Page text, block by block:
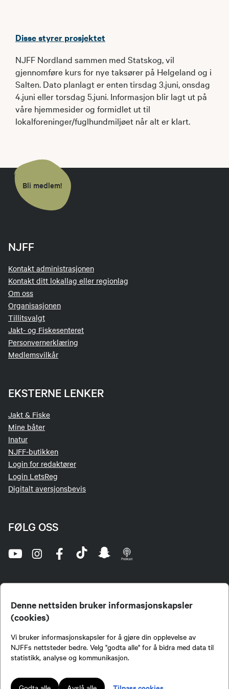
Denne nettsiden bruker informasjonskapsler
(cookies)
Vi bruker informasjonskapsler for å gjøre din opplevelse av
NJFFs nettsteder bedre. Velg "godta alle" for å bidra med data til
statistikk, analyse og kommunikasjon.
Disse styrer prosjektet
NJFF Nordland sammen med Statskog, vil
gjennomføre kurs for nye taksører på Helgeland og i
Salten. Dato planlagt er enten tirsdag 3.juni, onsdag
4.juni eller torsdag 5.juni. Informasjon blir lagt ut på
våre hjemmesider og formidlet ut til
lokalforeninger/fuglhundmiljøet når alt er klart.
Bli medlem!
NJFF
Kontakt administrasjonen
Kontakt ditt lokallag eller regionlag
Om oss
Organisasjonen
Tillitsvalgt
Jakt- og Fiskesenteret
Personvernerklæring
Medlemsvilkår
EKSTERNE LENKER
Jakt & Fiske
Mine båter
Inatur
NJFF-butikken
Login for redaktører
Login LetsReg
Digitalt aversjonsbevis
FØLG OSS
jegere og sportsfiskere og et av de viktigste miljøene for formidling av kunnskap om jakt og
fiske i Norge. Vi er en partipolitisk nøytral organisasjon, men har et sterkt jakt-, fiske-, og
naturpolitisk engasjement i mange saker.
Lokalforeninger tilsluttet Norges Jeger- og Fiskerforbund har ansvar for innhold de